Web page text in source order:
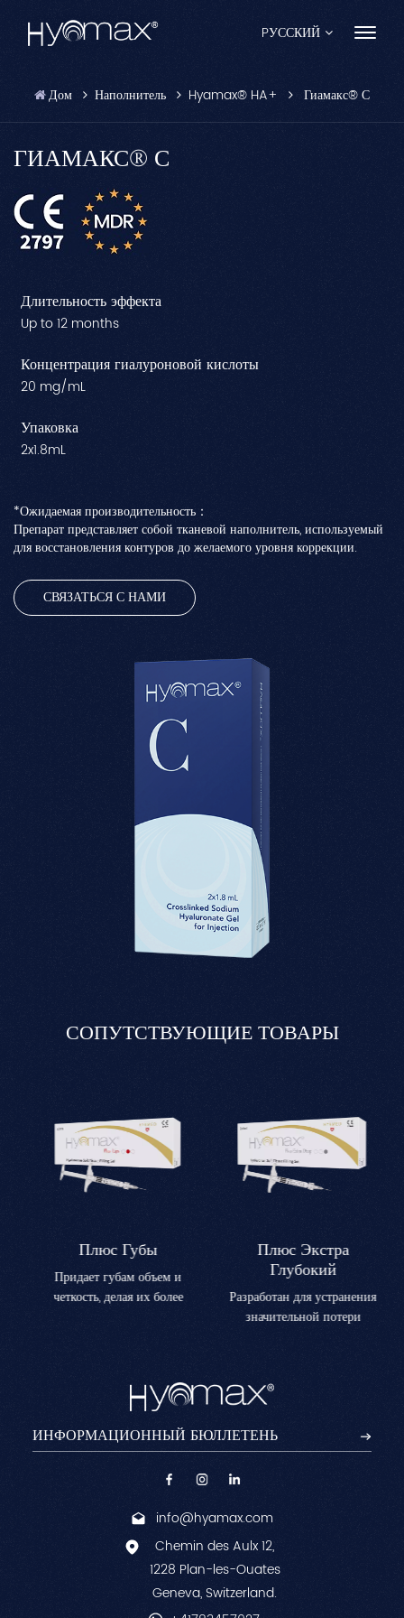
PУССКИЙ
English
Дом Наполнитель Hyamax® HA+ Гиамакс® С
ГИАМАКС® С
Длительность эффекта
Up to 12 months
Концентрация гиалуроновой кислоты
20 mg/mL
Упаковка
2x1.8mL
*Ожидаемая производительность：
Препарат представляет собой тканевой наполнитель, используемый
для восстановления контуров до желаемого уровня коррекции.
СВЯЗАТЬСЯ С НАМИ
СОПУТСТВУЮЩИЕ ТОВАРЫ
Плюс Губы
Придает губам объем и
четкость, делая их более
естественного эффекта
пухлых губ.
Плюс Экстра
Глубокий
Разработан для устранения
значительной потери
контуры лица, уменьшая
придавая лицу молодой и
подтянутый вид.
info@hyamax.com
Chemin des Aulx 12,
1228 Plan-les-Ouates
Geneva, Switzerland.